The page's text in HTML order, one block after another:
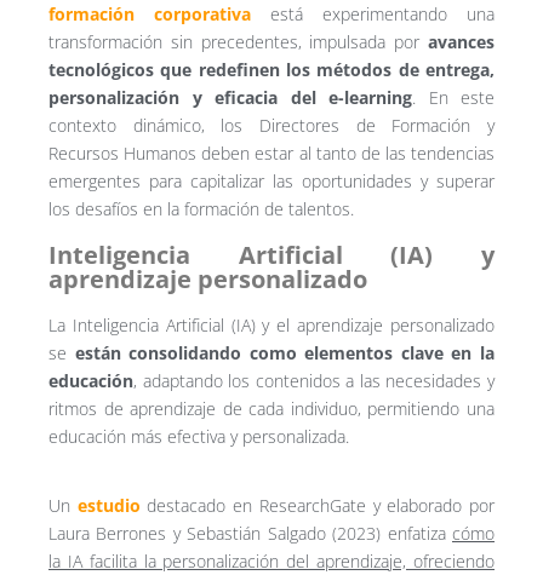
formación corporativa está experimentando una
transformación sin precedentes, impulsada por avances
tecnológicos que redefinen los métodos de entrega,
personalización y eficacia del e-learning . En este
contexto dinámico, los Directores de Formación y
Recursos Humanos deben estar al tanto de las tendencias
emergentes para capitalizar las oportunidades y superar
los desafíos en la formación de talentos.
Inteligencia Artificial (IA) y
aprendizaje personalizado
La Inteligencia Artificial (IA) y el aprendizaje personalizado
se están consolidando como elementos clave en la
educación, adaptando los contenidos a las necesidades y
ritmos de aprendizaje de cada individuo, permitiendo una
educación más efectiva y personalizada.
Un estudio destacado en ResearchGate y elaborado por
Laura Berrones y Sebastián Salgado (2023) enfatiza cómo
la IA facilita la personalización del aprendizaje, ofreciendo